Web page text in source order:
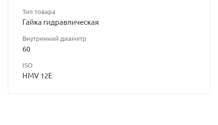
Тип товара
Гайка гидравлическая
Внутренний диаметр
60
ISO
HMV 12E